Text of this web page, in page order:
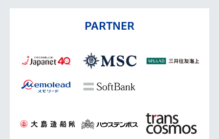
PARTNER